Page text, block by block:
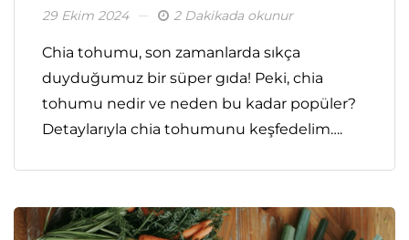
29 Ekim 2024 2 Dakikada okunur
Chia tohumu, son zamanlarda sıkça
duyduğumuz bir süper gıda! Peki, chia
tohumu nedir ve neden bu kadar popüler?
Detaylarıyla chia tohumunu keşfedelim….